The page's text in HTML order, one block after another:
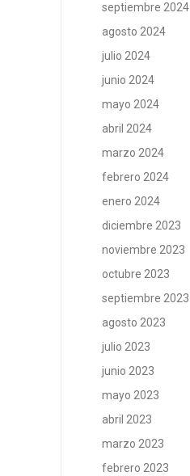
septiembre 2024
agosto 2024
julio 2024
junio 2024
mayo 2024
abril 2024
marzo 2024
febrero 2024
enero 2024
diciembre 2023
noviembre 2023
octubre 2023
septiembre 2023
agosto 2023
julio 2023
junio 2023
mayo 2023
abril 2023
marzo 2023
febrero 2023